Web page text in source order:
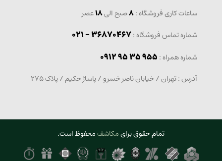
ساعات کاری فروشگاه :8صبح الی18عصر
شماره تماس فروشگاه :36870467 - 021
0912 95 35 955 : شماره همراه
آدرس : تهران / خیابان ناصر خسرو / پاساژ حکیم / پلاک 275
تمام حقوق برایمکاشفمحفوظ است.